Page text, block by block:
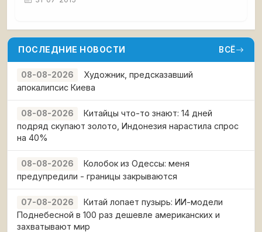
ПОСЛЕДНИЕ НОВОСТИ ВСЁ
08-08-2026
Художник, предсказавший
апокалипсис Киева
08-08-2026
Китайцы что-то знают: 14 дней
подряд скупают золото, Индонезия нарастила спрос
на 40%
08-08-2026
Колобок из Одессы: меня
предупредили - границы закрываются
07-08-2026
Китай лопает пузырь: ИИ-модели
Поднебесной в 100 раз дешевле американских и
захватывают мир